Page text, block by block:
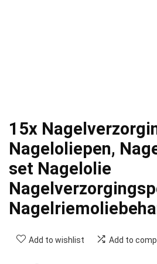
15x
Nageloliepen,
set Nagelolie
Add to wishlist Add to